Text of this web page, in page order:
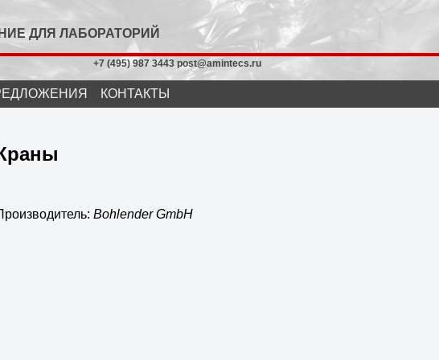
ДЛЯ ЛАБОРАТОРИЙ
+7 (495) 987 3443 post@amintecs.ru
КОНТАКТЫ
Bohlender GmbH